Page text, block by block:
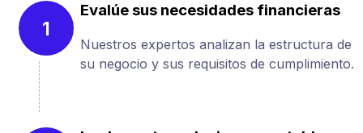
1
Evalúe sus necesidades financieras
Nuestros expertos analizan la estructura de
su negocio y sus requisitos de cumplimiento.